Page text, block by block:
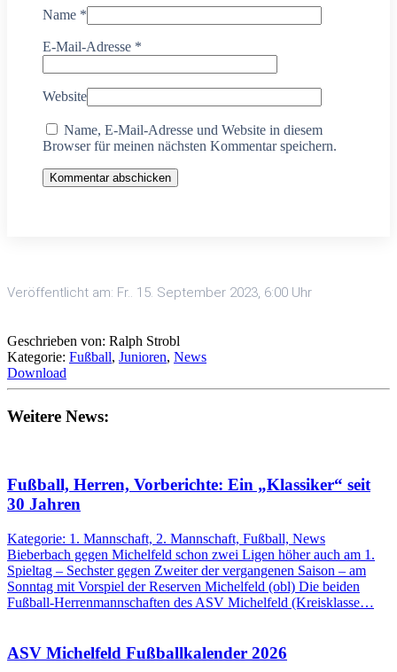
Name *
E-Mail-Adresse *
Website
Name, E-Mail-Adresse und Website in diesem
Browser für meinen nächsten Kommentar speichern.
Kommentar abschicken
Veröffentlicht am: Fr.. 15. September 2023, 6:00 Uhr
Geschrieben von: Ralph Strobl
Kategorie: Fußball, Junioren, News
Download
Weitere News:
Fußball, Herren, Vorberichte: Ein „Klassiker“ seit
30 Jahren
Kategorie: 1. Mannschaft, 2. Mannschaft, Fußball, News
Bieberbach gegen Michelfeld schon zwei Ligen höher auch am 1.
Spieltag – Sechster gegen Zweiter der vergangenen Saison – am
Sonntag mit Vorspiel der Reserven Michelfeld (obl) Die beiden
Fußball-Herrenmannschaften des ASV Michelfeld (Kreisklasse…
ASV Michelfeld Fußballkalender 2026